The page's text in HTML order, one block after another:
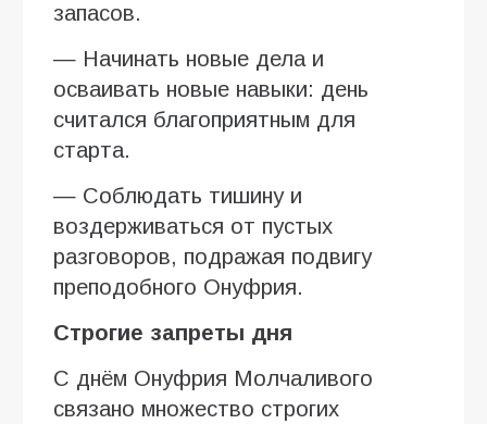
запасов.
— Начинать новые дела и
осваивать новые навыки: день
считался благоприятным для
старта.
— Соблюдать тишину и
воздерживаться от пустых
разговоров, подражая подвигу
преподобного Онуфрия.
Строгие запреты дня
С днём Онуфрия Молчаливого
связано множество строгих